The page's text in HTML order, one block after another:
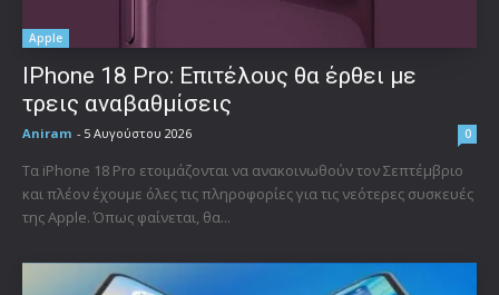
Apple
IPhone 18 Pro: Επιτέλους θα έρθει με
τρεις αναβαθμίσεις
Aniram - 5 Αυγούστου 2026 0
Τα iPhone 18 Pro ετοιμάζονται να ανακοινωθούν τον Σεπτέμβριο
και πλέον έχουμε όλες τις πληροφορίες για τις νεότερες συσκευές
της Apple. Όπως φαίνεται, θα...